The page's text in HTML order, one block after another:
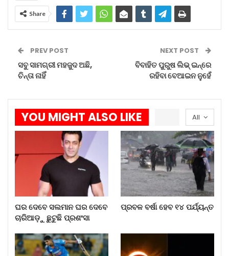
Aug 8, 2026
ପ୍ରବଳ ବର୍ଷା ହେବ ୧୪ ପର୍ଯ୍ୟନ୍ତ
ଗିଲ୍‌ଙ୍କ ଆତଘା ଭାରତରେ ଚିନ୍ତା…
ଅଗଷ୍ଟ ମାସରେ ସୂର୍ଯ୍ୟପରାଗ ଓ…
Aug 8, 2026
ସାଧାରଣତଃ ପୂର୍ବବର୍ଷଗୁଡ଼ିକରେ ମରୀଚି କୁଣ୍ଡ ଜଳକୁ
ନେବା ପାଇଁ ଶ୍ରଦ୍ଧାଳୁଙ୍କ ମଧ୍ୟରେ ଏକ ପ୍ରକାର ପ୍ରତିଯୋଗିତା
ଦେଖିବାକୁ ମିଳିଥାଏ। ହେଲେ ଏ ବର୍ଷ ଖୁବ୍‌ କମ୍‌ ସଂଖ୍ୟକ
ଶ୍ରଦ୍ଧାଳୁ ନିଲାମ ଡାକ ସମୟରେ ଉପସ୍ଥିତ ରହିଥିବାରୁ
ନିଲାମରେ ବାଧା ସୃଷ୍ଟି ହୋଇଥିଲା।
୭୦୦୧ ଟଙ୍କାରେ ନିଲାମ ହେଲା ମରିଚି କୁଣ୍ଡ ପାଣି।
Share
PREV POST
ସବୁ ସାମଗ୍ରୀ ମହଜୁଦ ଅଛି,
ଚିନ୍ତା ନାହିଁ
NEXT POST
ବିବାହିତ ପୁରୁଷ ଲିଭ୍‌ ଇନ୍‌ରେ
ରହିବା ବେଆଇନ ନୁହେଁ
All
YOU MIGHT ALSO LIKE
ଘର ଦେବେ ସଲମାନ ଘର ଦେବେ
ଚାରିଆଡ଼ୁ ଛୁଟୁଛି ପ୍ରଶଂସା
ପ୍ରବଳ ବର୍ଷା ହେବ ୧୪ ପର୍ଯ୍ୟନ୍ତ